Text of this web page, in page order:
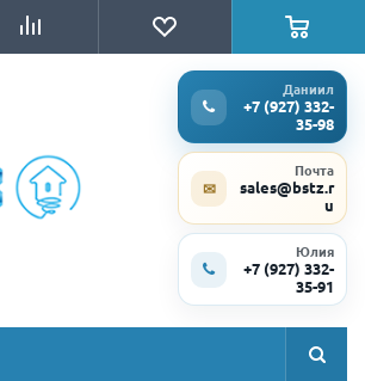
Даниил
+7 (927) 332-
35-98
✉
Почта
sales@bstz.r
u
Юлия
+7 (927) 332-
35-91